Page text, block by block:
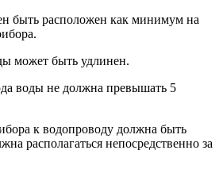
быть расположен как минимум на
может быть удлинен.
воды не должна превышать 5
к водопроводу должна быть
располагаться непосредственно за